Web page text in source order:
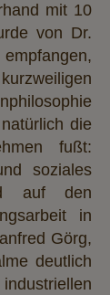
mit 10
von Dr.
die
fußt:
soziales
auf den
in
Görg,
deutlich